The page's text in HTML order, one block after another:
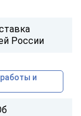
России
и